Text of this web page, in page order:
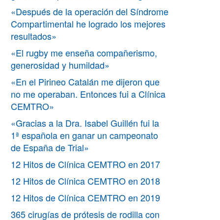
«Después de la operación del Síndrome
Compartimental he logrado los mejores
resultados»
«El rugby me enseña compañerismo,
generosidad y humildad»
«En el Pirineo Catalán me dijeron que
no me operaban. Entonces fui a Clínica
CEMTRO»
«Gracias a la Dra. Isabel Guillén fui la
1ª española en ganar un campeonato
de España de Trial»
12 Hitos de Clínica CEMTRO en 2017
12 Hitos de Clínica CEMTRO en 2018
12 Hitos de Clínica CEMTRO en 2019
365 cirugías de prótesis de rodilla con